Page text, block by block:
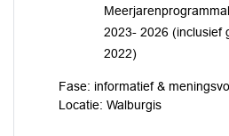
2023- 2026 (inclusief
2022)
Fase: informatief &
Locatie: Walburgis